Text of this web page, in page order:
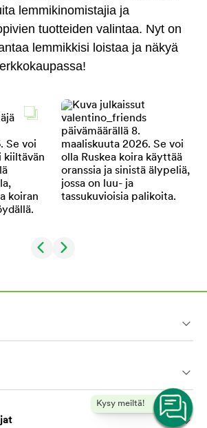
lemmikinomistajia ja
tuotteiden valintaa. Nyt on
lemmikkisi loistaa ja näkyä
Kysy meiltä!